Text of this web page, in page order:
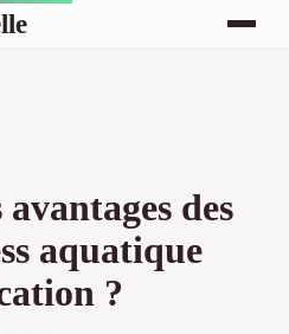
des
aquatique
?